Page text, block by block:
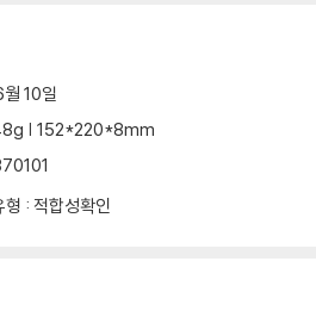
10일
| 152*220*8mm
형 : 적합성확인